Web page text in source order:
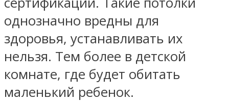
однозначно вредны для
здоровья, устанавливать их
нельзя. Тем более в детской
комнате, где будет обитать
маленький ребенок.